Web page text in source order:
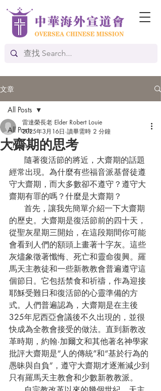
文章
All Posts
Chinese
All Posts
大齋期的思考
雷達榮長老 Elder Robert Louie
2025年3月16日 讀畢需時 2 分鐘
經常出現。為什麼有些福音派基督徒遵
守大齋期，而大多數卻不遵守？遵守大
齋期有罪的嗎？什麼是大齋期？
的歷史。大齋期是復活節前的四十天，
從聖灰星期三開始，在這段期間你可能
會看到人們的額頭上畫著十字灰。這些
灰燼象徵著懺悔、死亡和靈命復興。羅
馬天主教徒和一些新教教會普遍遵守這
個節日。它包括禁食和祈禱，作為迎接
耶穌受難日和復活節的心靈準備的方
式。人們普遍認為，大齋期是在主後
325年尼西亞會議後不久出現的，並很
快成為全教會接受的做法。直到新教改
革時期，約翰·加爾文和其他著名神學家
批評大齋期是“人的傳統”和“基於行為的
愚昧與自負”，遵守大齋期才逐漸減少到
只有羅馬天主教會和少數新教教派。